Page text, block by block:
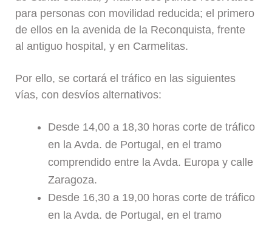
para personas con movilidad reducida; el primero
de ellos en la avenida de la Reconquista, frente
al antiguo hospital, y en Carmelitas.
Por ello, se cortará el tráfico en las siguientes
vías, con desvíos alternativos:
Desde 14,00 a 18,30 horas corte de tráfico
en la Avda. de Portugal, en el tramo
comprendido entre la Avda. Europa y calle
Zaragoza.
Desde 16,30 a 19,00 horas corte de tráfico
en la Avda. de Portugal, en el tramo